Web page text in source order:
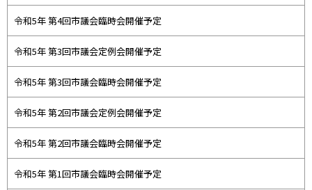
令和5年 第4回市議会臨時会開催予定
令和5年 第3回市議会定例会開催予定
令和5年 第3回市議会臨時会開催予定
令和5年 第2回市議会定例会開催予定
令和5年 第2回市議会臨時会開催予定
令和5年 第1回市議会臨時会開催予定